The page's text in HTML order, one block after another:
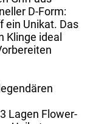
D-Form:
ein Unikat. Das
Klinge ideal
Lagen Flower-